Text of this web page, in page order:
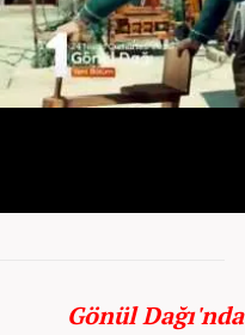
Gönül